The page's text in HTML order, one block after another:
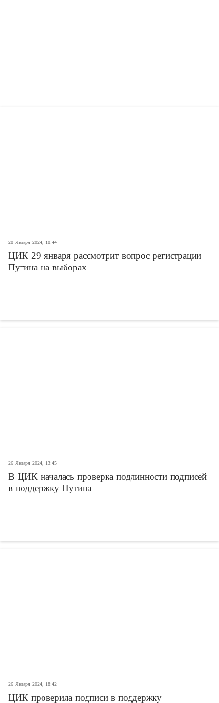
28 Января 2024, 18:44
ЦИК 29 января рассмотрит вопрос регистрации
Путина на выборах
26 Января 2024, 13:45
В ЦИК началась проверка подлинности подписей
в поддержку Путина
26 Января 2024, 18:42
ЦИК проверила подписи в поддержку